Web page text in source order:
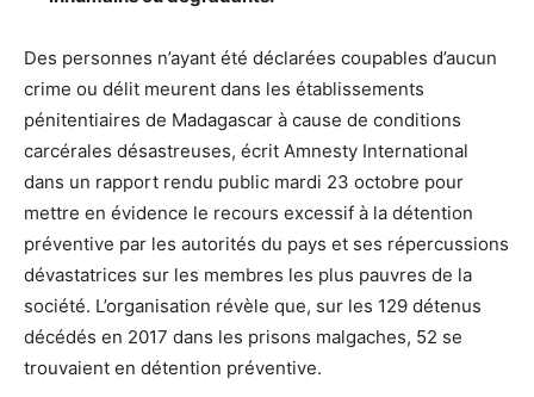
Des personnes n’ayant été déclarées coupables d’aucun
crime ou délit meurent dans les établissements
pénitentiaires de Madagascar à cause de conditions
carcérales désastreuses, écrit Amnesty International
dans un rapport rendu public mardi 23 octobre pour
mettre en évidence le recours excessif à la détention
préventive par les autorités du pays et ses répercussions
dévastatrices sur les membres les plus pauvres de la
société. L’organisation révèle que, sur les 129 détenus
décédés en 2017 dans les prisons malgaches, 52 se
trouvaient en détention préventive.